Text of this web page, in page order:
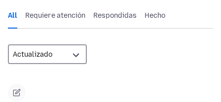
All Requiere atención Respondidas Hecho